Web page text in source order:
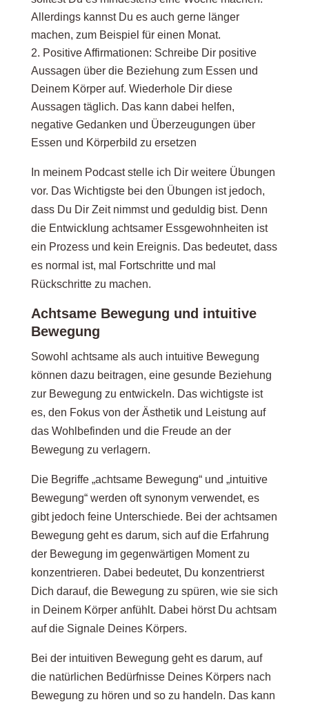
Allerdings kannst Du es auch gerne länger
machen, zum Beispiel für einen Monat.
Positive Affirmationen: Schreibe Dir positive
Aussagen über die Beziehung zum Essen und
Deinem Körper auf. Wiederhole Dir diese
Aussagen täglich. Das kann dabei helfen,
negative Gedanken und Überzeugungen über
Essen und Körperbild zu ersetzen
In meinem Podcast stelle ich Dir weitere Übungen
vor. Das Wichtigste bei den Übungen ist jedoch,
dass Du Dir Zeit nimmst und geduldig bist. Denn
die Entwicklung achtsamer Essgewohnheiten ist
ein Prozess und kein Ereignis. Das bedeutet, dass
es normal ist, mal Fortschritte und mal
Rückschritte zu machen.
Achtsame Bewegung und intuitive
Bewegung
Sowohl achtsame als auch intuitive Bewegung
können dazu beitragen, eine gesunde Beziehung
zur Bewegung zu entwickeln. Das wichtigste ist
es, den Fokus von der Ästhetik und Leistung auf
das Wohlbefinden und die Freude an der
Bewegung zu verlagern.
Die Begriffe „achtsame Bewegung“ und „intuitive
Bewegung“ werden oft synonym verwendet, es
gibt jedoch feine Unterschiede. Bei der achtsamen
Bewegung geht es darum, sich auf die Erfahrung
der Bewegung im gegenwärtigen Moment zu
konzentrieren. Dabei bedeutet, Du konzentrierst
Dich darauf, die Bewegung zu spüren, wie sie sich
in Deinem Körper anfühlt. Dabei hörst Du achtsam
auf die Signale Deines Körpers.
Bei der intuitiven Bewegung geht es darum, auf
die natürlichen Bedürfnisse Deines Körpers nach
Bewegung zu hören und so zu handeln. Das kann